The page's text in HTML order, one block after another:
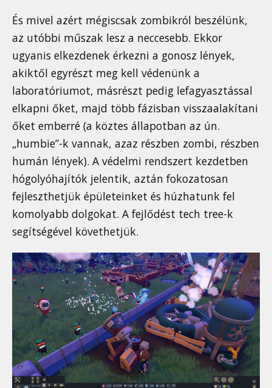
És mivel azért mégiscsak zombikról beszélünk,
az utóbbi műszak lesz a neccesebb. Ekkor
ugyanis elkezdenek érkezni a gonosz lények,
akiktől egyrészt meg kell védenünk a
laboratóriumot, másrészt pedig lefagyasztással
elkapni őket, majd több fázisban visszaalakítani
őket emberré (a köztes állapotban az ún.
„humbie”-k vannak, azaz részben zombi, részben
humán lények). A védelmi rendszert kezdetben
hógolyóhajítók jelentik, aztán fokozatosan
fejleszthetjük épületeinket és húzhatunk fel
komolyabb dolgokat. A fejlődést tech tree-k
segítségével követhetjük.